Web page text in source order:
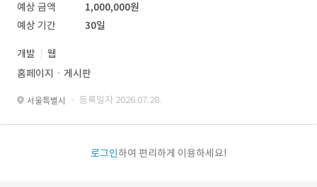
예상 금액
1,000,000원
예상 기간
30일
개발
웹
홈페이지ㆍ게시판
서울특별시 · 등록일자 2026.07.28.
로그인하여 편리하게 이용하세요!